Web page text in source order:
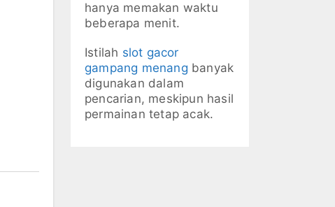
hanya memakan waktu
beberapa menit.
Istilah slot gacor
gampang menang banyak
digunakan dalam
pencarian, meskipun hasil
permainan tetap acak.